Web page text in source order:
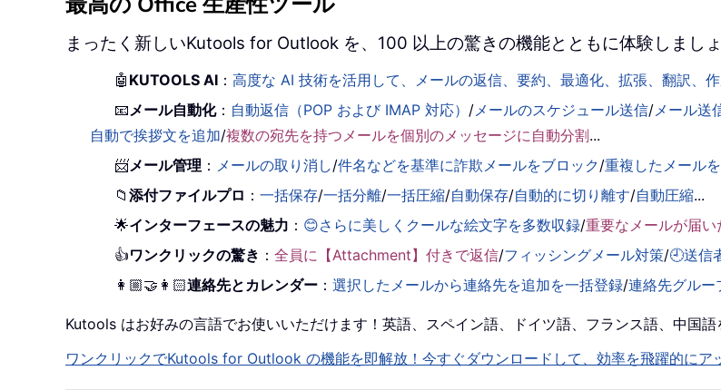
まったく新しいKutools for Outlook を、100 以上の驚きの機能とともに体験しましょ
🤖 KUTOOLS AI ：高度な AI 技術を活用して、メールの返信、要約、最適化、拡張、翻訳、
📧メール自動化： 自動返信（POP および IMAP 対応） /メールのスケジュール送信/メール送
自動で挨拶文を追加/複数の宛先を持つメールを個別のメッセージに自動分割...
📨メール管理 ： メールの取り消し/件名などを基準に詐欺メールをブロック/重複したメール
📁添付ファイルプロ ：一括保存/一括分離/一括圧縮/自動保存/自動的に切り離す/自動圧縮...
🌟インターフェースの魅力 ： 😊さらに美しくクールな絵文字を多数収録/重要なメールが届い
👍ワンクリックの驚き ：全員に【Attachment】付きで返信/フィッシングメール対策/🕘送信
👩🏼‍🤝‍👩🏻連絡先とカレンダー ：選択したメールから連絡先を追加を一括登録/連絡先グルー
Kutools はお好みの言語でお使いいただけます！英語、スペイン語、ドイツ語、フランス語、中国
ワンクリックでKutools for Outlook の機能を即解放！今すぐダウンロードして、効率を飛躍的にア